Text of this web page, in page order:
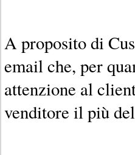
A proposito di
email che, per
attenzione al
venditore il più